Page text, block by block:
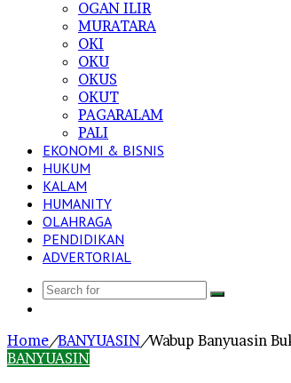
OGAN ILIR
MURATARA
OKI
OKU
OKUS
OKUT
PAGARALAM
PALI
EKONOMI & BISNIS
HUKUM
KALAM
HUMANITY
OLAHRAGA
PENDIDIKAN
ADVERTORIAL
Search
Home/BANYUASIN/Wabup Banyuasin
BANYUASIN